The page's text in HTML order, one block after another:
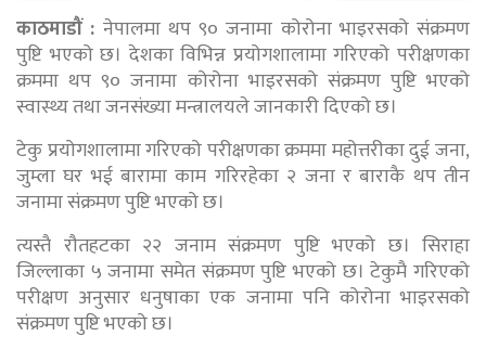
काठमाडौं : नेपालमा थप ९० जनामा कोरोना भाइरसको संक्रमण
पुष्टि भएको छ। देशका विभिन्न प्रयोगशालामा गरिएको परीक्षणका
क्रममा थप ९० जनामा कोरोना भाइरसको संक्रमण पुष्टि भएको
स्वास्थ्य तथा जनसंख्या मन्त्रालयले जानकारी दिएको छ।
टेकु प्रयोगशालामा गरिएको परीक्षणका क्रममा महोत्तरीका दुई जना,
जुम्ला घर भई बारामा काम गरिरहेका २ जना र बाराकै थप तीन
जनामा संक्रमण पुष्टि भएको छ।
त्यस्तै रौतहटका २२ जनाम संक्रमण पुष्टि भएको छ। सिराहा
जिल्लाका ५ जनामा समेत संक्रमण पुष्टि भएको छ। टेकुमै गरिएको
परीक्षण अनुसार धनुषाका एक जनामा पनि कोरोना भाइरसको
संक्रमण पुष्टि भएको छ।